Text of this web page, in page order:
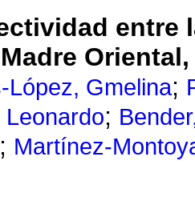
entre
López, Gmelina;
Leonardo;
; Martínez-